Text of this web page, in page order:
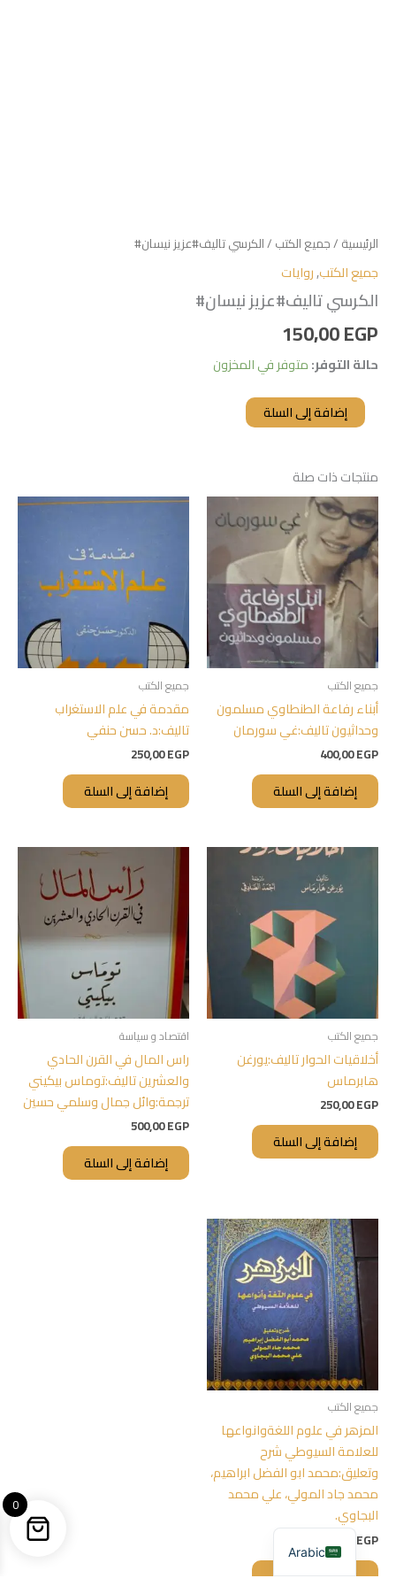
الرئيسية /جميع الكتب / الكرسي تاليف#عزيز نيسان#
جميع الكتب,روايات
الكرسي تاليف#عزيز نيسان#
150,00EGP
حالة التوفر:متوفر في المخزون
إضافة إلى السلة
منتجات ذات صلة
جميع الكتب
أبناء رفاعة الطنطاوي مسلمون
وحداثيون تاليف:غي سورمان
400,00EGP
إضافة إلى السلة
جميع الكتب
مقدمة في علم الاستغراب
تاليف:د. حسن حنفي
250,00EGP
إضافة إلى السلة
جميع الكتب
أخلاقيات الحوار تاليف:يورغن
هابرماس
250,00EGP
إضافة إلى السلة
اقتصاد و سياسة
راس المال في القرن الحادي
والعشرين تاليف:توماس بيكيني
ترجمة:وائل جمال وسلمي حسين
500,00EGP
إضافة إلى السلة
جميع الكتب
المزهر في علوم اللغةوانواعها
للعلامة السيوطي شرح
وتعليق:محمد ابو الفضل ابراهيم،
محمد جاد المولي، علي محمد
البجاوي.
EGP
إضافة إلى السلة
0
Arabic